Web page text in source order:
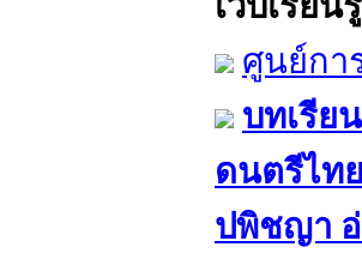
ศูนย์กา
บทเรีย
ดนตรีไท
ปพิชญา​ อ่